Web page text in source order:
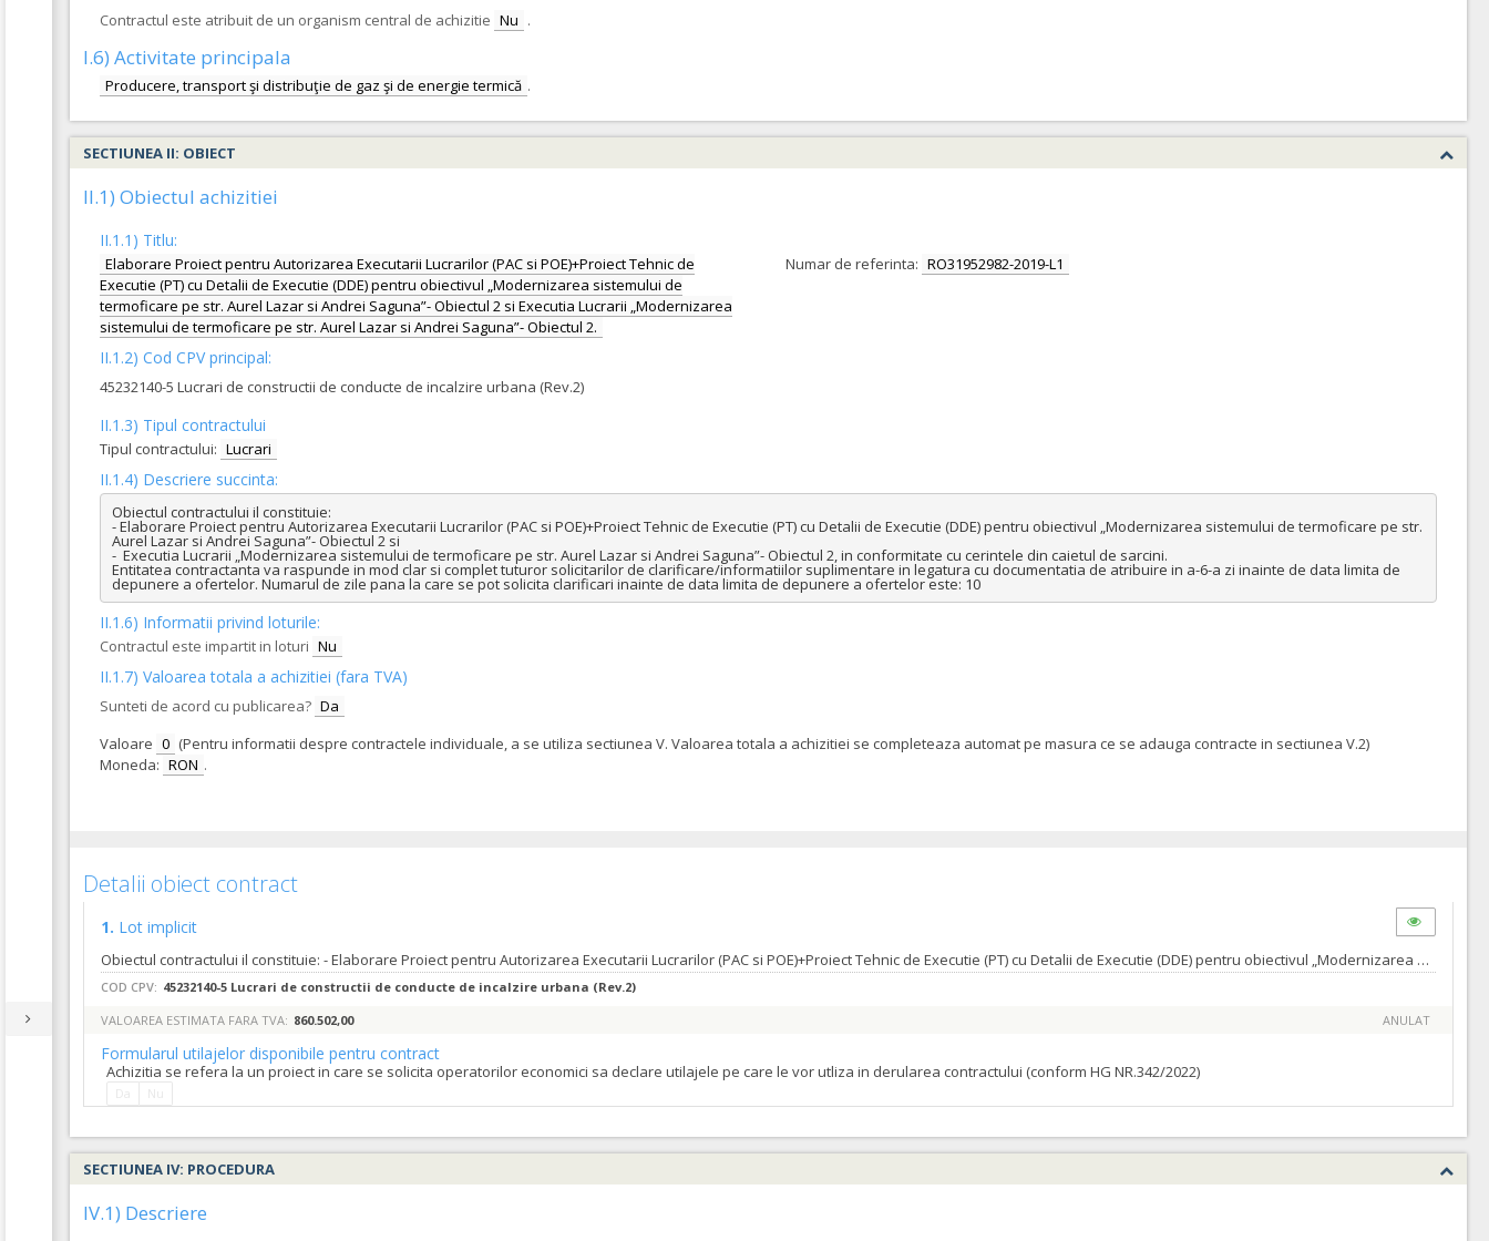
Contractul este atribuit de un organism central de achizitie Nu .
I.6) Activitate principala
Producere, transport şi distribuţie de gaz şi de energie termică .
SECTIUNEA II: OBIECT
II.1) Obiectul achizitiei
II.1.1) Titlu:
Elaborare Proiect pentru Autorizarea Executarii Lucrarilor (PAC si POE)+Proiect Tehnic de
Executie (PT) cu Detalii de Executie (DDE) pentru obiectivul „Modernizarea sistemului de
termoficare pe str. Aurel Lazar si Andrei Saguna”- Obiectul 2 si Executia Lucrarii „Modernizarea
sistemului de termoficare pe str. Aurel Lazar si Andrei Saguna”- Obiectul 2.
Numar de referinta: RO31952982-2019-L1
II.1.2) Cod CPV principal:
45232140-5 Lucrari de constructii de conducte de incalzire urbana (Rev.2)
II.1.3) Tipul contractului
Tipul contractului: Lucrari
II.1.4) Descriere succinta:
Obiectul contractului il constituie:
- Elaborare Proiect pentru Autorizarea Executarii Lucrarilor (PAC si POE)+Proiect Tehnic de Executie (PT) cu Detalii de Executie (DDE) pentru obiectivul „Modernizarea sistemului de termoficare pe str.
Aurel Lazar si Andrei Saguna”- Obiectul 2 si
-  Executia Lucrarii „Modernizarea sistemului de termoficare pe str. Aurel Lazar si Andrei Saguna”- Obiectul 2, in conformitate cu cerintele din caietul de sarcini.
Entitatea contractanta va raspunde in mod clar si complet tuturor solicitarilor de clarificare/informatiilor suplimentare in legatura cu documentatia de atribuire in a-6-a zi inainte de data limita de
depunere a ofertelor. Numarul de zile pana la care se pot solicita clarificari inainte de data limita de depunere a ofertelor este: 10
II.1.6) Informatii privind loturile:
Contractul este impartit in loturi Nu
II.1.7) Valoarea totala a achizitiei (fara TVA)
Sunteti de acord cu publicarea? Da
Valoare 0 (Pentru informatii despre contractele individuale, a se utiliza sectiunea V. Valoarea totala a achizitiei se completeaza automat pe masura ce se adauga contracte in sectiunea V.2)
Moneda: RON .
Detalii obiect contract
1. Lot implicit
Obiectul contractului il constituie: - Elaborare Proiect pentru Autorizarea Executarii Lucrarilor (PAC si POE)+Proiect Tehnic de Executie (PT) cu Detalii de Executie (DDE) pentru obiectivul „Modernizarea sistemului de termoficare pe str. Aurel Lazar si Andrei Saguna”- Obiectul 2 si - Executia Lucrarii „Modernizarea sistemului de termoficare pe str. Aurel Lazar si Andrei Saguna”- Obiectul 2, in conformitate cu cerintele din caietul de sarcini. Valoarea totala estimata: 860.502 lei fara TVA, compusa din: - valoarea estimata pentru servicii de proiectare: 20.928 lei fara TVA; - valoarea estimata pentru executia de lucrari (obiectul 2) : 837.324 lei fara TVA - valoarea estimata pentru organizarea de santier (obiectul 2): 1.208 lei fara TVA; - valoarea estimata pentru asistenta tehnica din partea proiectantului (obiectul 2): 1.042 lei fără TVA.
COD CPV: 45232140-5 Lucrari de constructii de conducte de incalzire urbana (Rev.2)
VALOAREA ESTIMATA FARA TVA: 860.502,00 ANULAT
Formularul utilajelor disponibile pentru contract
Achizitia se refera la un proiect in care se solicita operatorilor economici sa declare utilajele pe care le vor utliza in derularea contractului (conform HG NR.342/2022)
SECTIUNEA IV: PROCEDURA
IV.1) Descriere